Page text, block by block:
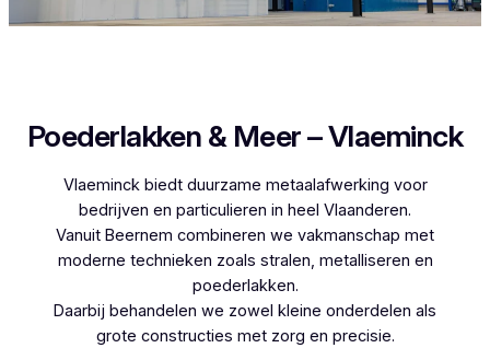
Poederlakken & Meer – Vlaeminck
Vlaeminck biedt duurzame metaalafwerking voor
bedrijven en particulieren in heel Vlaanderen.
Vanuit Beernem combineren we vakmanschap met
moderne technieken zoals stralen, metalliseren en
poederlakken.
Daarbij behandelen we zowel kleine onderdelen als
grote constructies met zorg en precisie.